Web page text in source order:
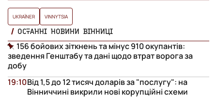
UKRAЇNER VINNYTSIA
ОСТАННІ НОВИНИ ВІННИЦІ
156 бойових зіткнень та мінус 910 окупантів:
зведення Генштабу та дані щодо втрат ворога за
добу
Від 1,5 до 12 тисяч доларів за "послугу": на
Вінниччині викрили нові корупційні схеми
19:10